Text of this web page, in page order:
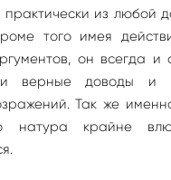
практически из любой
того имея
он всегда и
верные доводы и
Так же
натура крайне